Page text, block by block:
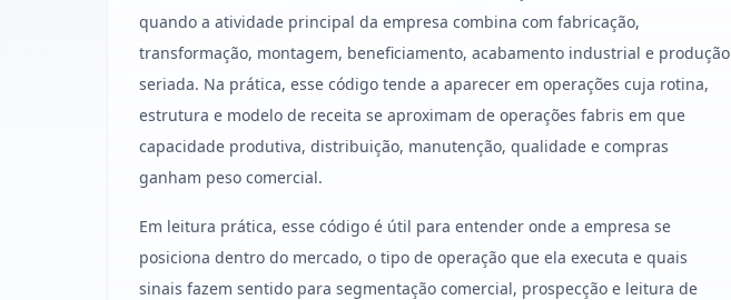
quando a atividade principal da empresa combina com fabricação,
transformação, montagem, beneficiamento, acabamento industrial e produção
seriada. Na prática, esse código tende a aparecer em operações cuja rotina,
estrutura e modelo de receita se aproximam de operações fabris em que
capacidade produtiva, distribuição, manutenção, qualidade e compras
ganham peso comercial.
Em leitura prática, esse código é útil para entender onde a empresa se
posiciona dentro do mercado, o tipo de operação que ela executa e quais
sinais fazem sentido para segmentação comercial, prospecção e leitura de